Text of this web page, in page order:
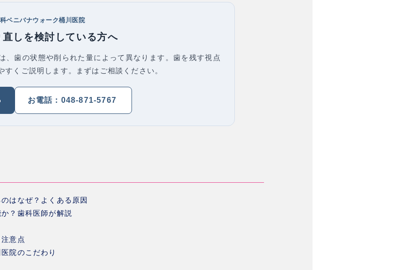
ベニバナウォーク桶川医院
しを検討している方へ
、歯の状態や削られた量によって異なります。歯を残す視点
すくご説明します。まずはご相談ください。
お電話：048-871-5767
はなぜ？よくある原因
？歯科医師が解説
意点
院のこだわり